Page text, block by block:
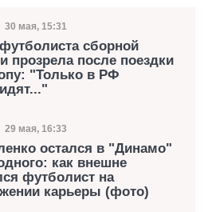
Дата публикации
30 мая, 15:31
сборной
прозрела после поездки
"Только в РФ
Дата публикации
29 мая, 16:33
остался в "Динамо"
как внешне
футболист на
карьеры (фото)